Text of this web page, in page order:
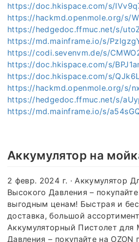
https://doc.hkispace.com/s/
https://hackmd.openmole.org/s/
https://hedgedoc.ffmuc.net/s/
https://md.mainframe.io/s/
https://codi.sevenvm.de/s/
https://doc.hkispace.com/s/
https://doc.hkispace.com/s/
https://hackmd.openmole.org/s/
https://hedgedoc.ffmuc.net/s/
https://md.mainframe.io/s/
Аккумулятор на
2 февр. 2024 г. · Аккумулятор
Высокого Давления –
выгодным ценам! Быстрая и
доставка, большой
Аккумуляторный Пистолет для
Давления – покупайте на